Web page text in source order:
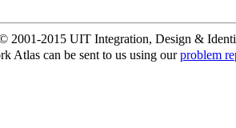
2001-2015 UIT Integration, Design &
Atlas can be sent to us using ourproblem